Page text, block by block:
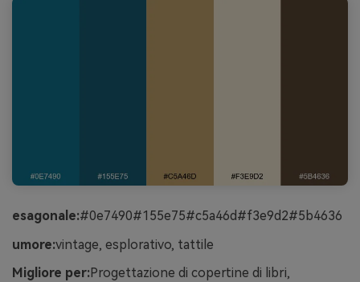
esagonale:#0e7490#155e75#c5a46d#f3e9d2#5b4636
umore:vintage, esplorativo, tattile
Migliore per:Progettazione di copertine di libri,